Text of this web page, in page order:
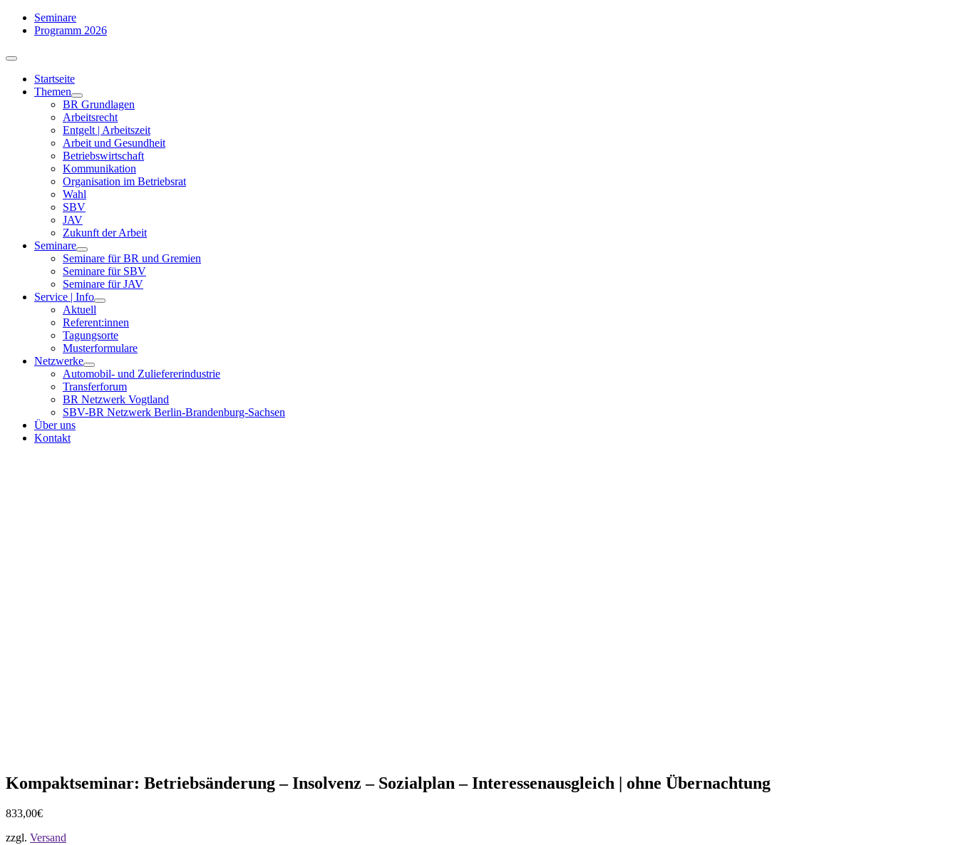
Zum
Inhalt
Seminare
Programm 2026
Toggle
NavigationStartseite
Themen
BR Grundlagen
Arbeits­recht
Entgelt | Arbeitszeit
Arbeit und Gesundheit
Betriebswirtschaft
Kommuni­kation
Organisation im Betriebsrat
Wahl
SBV
JAV
Zukunft der Arbeit
Seminare
Seminare für BR und Gremien
Seminare für SBV
Seminare für JAV
Service | Info
Aktuell
Referent:innen
Tagungsorte
Musterformulare
Netzwerke
Automobil- und Zuliefererindustrie
Transferforum
BR Netzwerk Vogtland
SBV-BR Netzwerk Berlin-Brandenburg-Sachsen
Über uns
Kontakt
Kompaktseminar: Betriebsänderung – Insolvenz – Sozialplan – Interessenausgleich | ohne Übernachtung
833,00€
zzgl. Versand